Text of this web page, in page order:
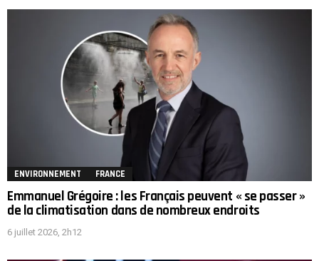
ENVIRONNEMENT FRANCE
Emmanuel Grégoire : les Français peuvent « se passer »
de la climatisation dans de nombreux endroits
6 juillet 2026, 2h12